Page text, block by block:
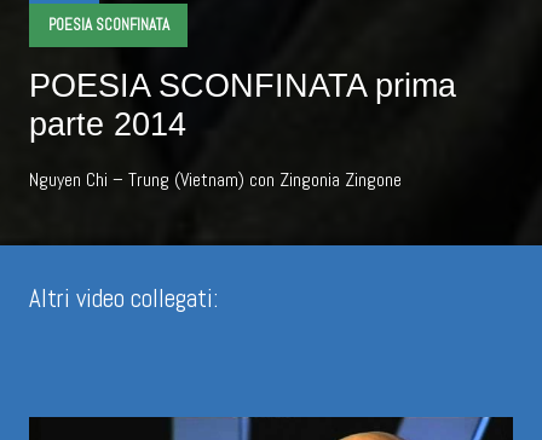
POESIA SCONFINATA
POESIA SCONFINATA prima
parte 2014
Nguyen Chi – Trung (Vietnam) con Zingonia Zingone
Altri video collegati: